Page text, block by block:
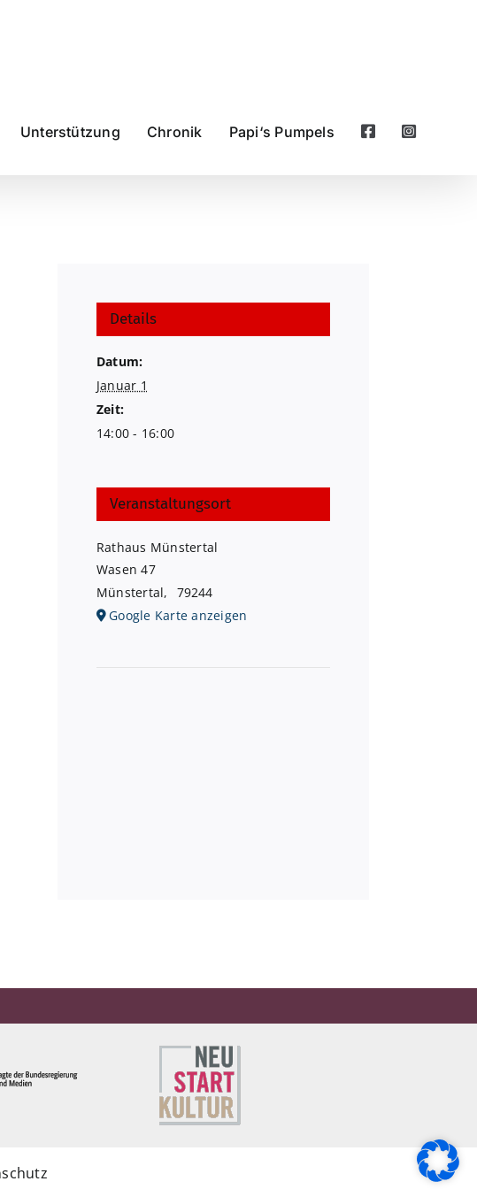
Unterstützung Chronik Papi‘s Pumpels
Details
Datum:
Januar 1
Zeit:
14:00 - 16:00
Veranstaltungsort
Rathaus Münstertal
Wasen 47
Münstertal,
79244
Google Karte anzeigen